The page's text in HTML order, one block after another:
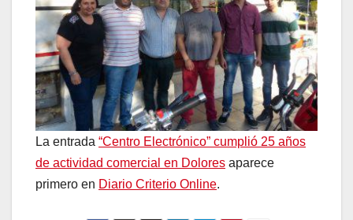
La entrada “Centro Electrónico” cumplió 25 años
de actividad comercial en Dolores aparece
primero en Diario Criterio Online.